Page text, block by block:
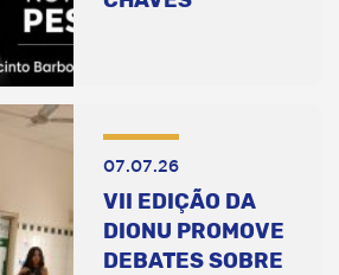
07.07.26
VII EDIÇÃO DA
DIONU PROMOVE
DEBATES SOBRE